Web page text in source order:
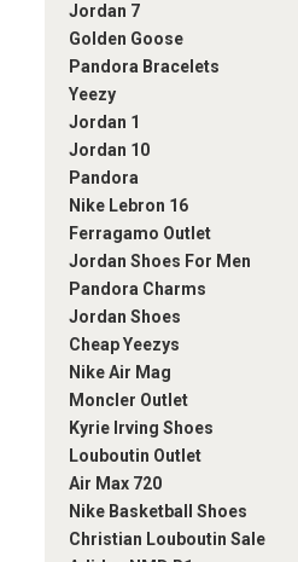
Jordan 7
Golden Goose
Pandora Bracelets
Yeezy
Jordan 1
Jordan 10
Pandora
Nike Lebron 16
Ferragamo Outlet
Jordan Shoes For Men
Pandora Charms
Jordan Shoes
Cheap Yeezys
Nike Air Mag
Moncler Outlet
Kyrie Irving Shoes
Louboutin Outlet
Air Max 720
Nike Basketball Shoes
Christian Louboutin Sale